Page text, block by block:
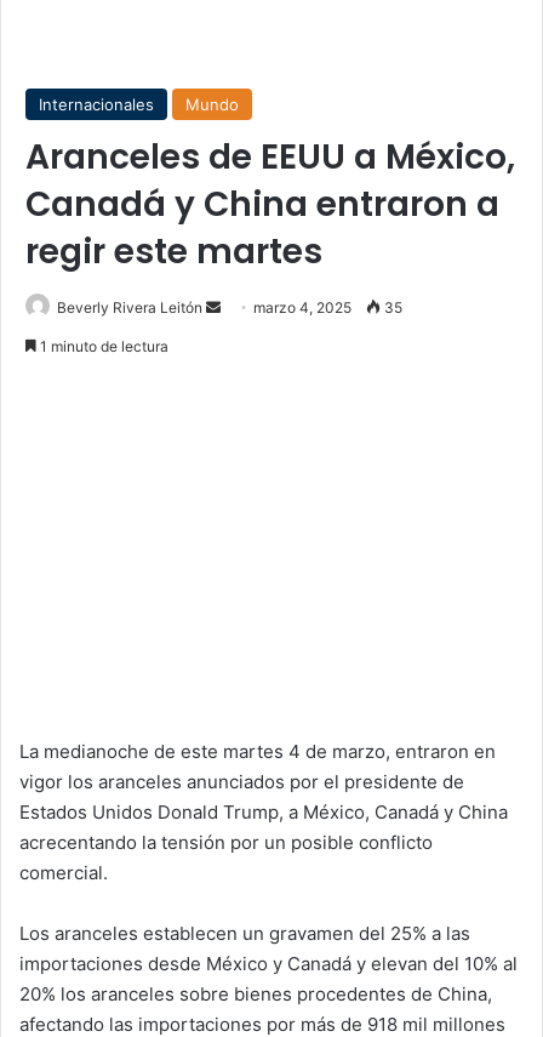
Internacionales Mundo
Aranceles de EEUU a México,
Canadá y China entraron a
regir este martes
Beverly Rivera Leitón
Send marzo 4, 2025 35
1 minuto de lectura
La medianoche de este martes 4 de marzo, entraron en
vigor los aranceles anunciados por el presidente de
Estados Unidos Donald Trump, a México, Canadá y China
acrecentando la tensión por un posible conflicto
comercial.
Los aranceles establecen un gravamen del 25% a las
importaciones desde México y Canadá y elevan del 10% al
20% los aranceles sobre bienes procedentes de China,
afectando las importaciones por más de 918 mil millones